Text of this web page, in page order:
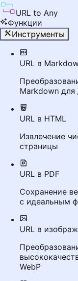
URL to Any
Функции
Инструменты
URL в
Markdown
URL в HTML
Извлечение
страницы
URL в PDF
Сохранение
с идеальным
URL в
WebP